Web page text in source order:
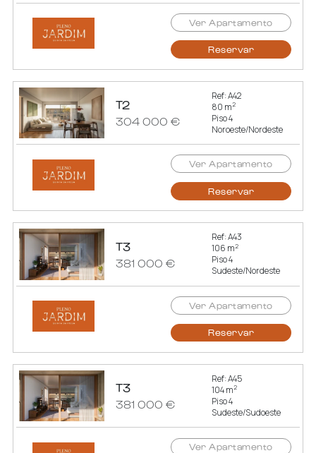
Ver Apartamento
Reservar
T2
304 000 €
Ref: A42
80 m2
Piso 4
Noroeste/Nordeste
Ver Apartamento
Reservar
T3
381 000 €
Ref: A43
106 m2
Piso 4
Sudeste/Nordeste
Ver Apartamento
Reservar
T3
381 000 €
Ref: A45
104 m2
Piso 4
Sudeste/Sudoeste
Ver Apartamento